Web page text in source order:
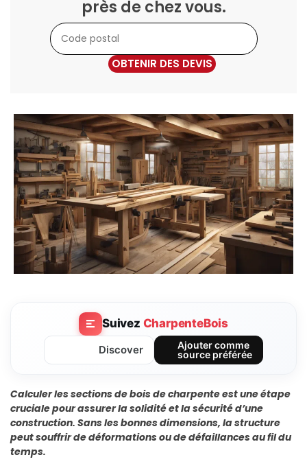
près de chez vous.
OBTENIR DES DEVIS
Suivez CharpenteBois
Discover
Ajouter comme
source préférée
Calculer les sections de bois de charpente est une étape
cruciale pour assurer la solidité et la sécurité d’une
construction. Sans les bonnes dimensions, la structure
peut souffrir de déformations ou de défaillances au fil du
temps.